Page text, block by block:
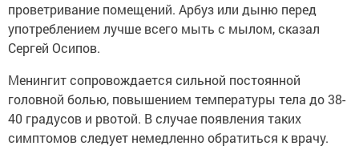
проветривание помещений. Арбуз или дыню перед
употреблением лучше всего мыть с мылом, сказал
Сергей Осипов.
Менингит сопровождается сильной постоянной
головной болью, повышением температуры тела до 38-
40 градусов и рвотой. В случае появления таких
симптомов следует немедленно обратиться к врачу.